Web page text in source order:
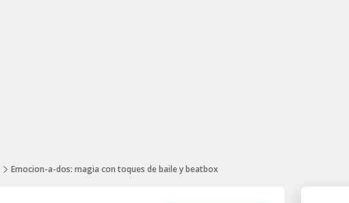
Emocion-a-dos: magia con toques de baile y beatbox